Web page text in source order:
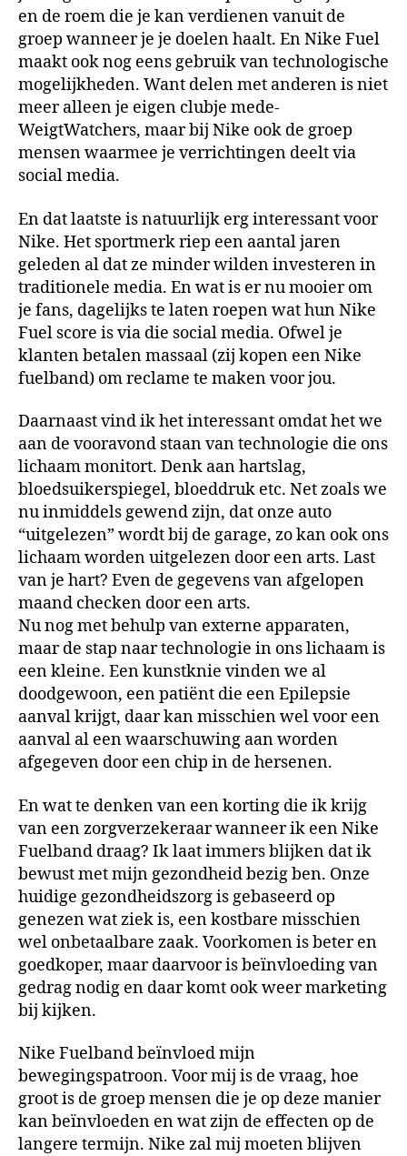
en de roem die je kan verdienen vanuit de
groep wanneer je je doelen haalt. En Nike Fuel
maakt ook nog eens gebruik van technologische
mogelijkheden. Want delen met anderen is niet
meer alleen je eigen clubje mede-
WeigtWatchers, maar bij Nike ook de groep
mensen waarmee je verrichtingen deelt via
social media.
En dat laatste is natuurlijk erg interessant voor
Nike. Het sportmerk riep een aantal jaren
geleden al dat ze minder wilden investeren in
traditionele media. En wat is er nu mooier om
je fans, dagelijks te laten roepen wat hun Nike
Fuel score is via die social media. Ofwel je
klanten betalen massaal (zij kopen een Nike
fuelband) om reclame te maken voor jou.
Daarnaast vind ik het interessant omdat het we
aan de vooravond staan van technologie die ons
lichaam monitort. Denk aan hartslag,
bloedsuikerspiegel, bloeddruk etc. Net zoals we
nu inmiddels gewend zijn, dat onze auto
“uitgelezen” wordt bij de garage, zo kan ook ons
lichaam worden uitgelezen door een arts. Last
van je hart? Even de gegevens van afgelopen
maand checken door een arts.
Nu nog met behulp van externe apparaten,
maar de stap naar technologie in ons lichaam is
een kleine. Een kunstknie vinden we al
doodgewoon, een patiënt die een Epilepsie
aanval krijgt, daar kan misschien wel voor een
aanval al een waarschuwing aan worden
afgegeven door een chip in de hersenen.
En wat te denken van een korting die ik krijg
van een zorgverzekeraar wanneer ik een Nike
Fuelband draag? Ik laat immers blijken dat ik
bewust met mijn gezondheid bezig ben. Onze
huidige gezondheidszorg is gebaseerd op
genezen wat ziek is, een kostbare misschien
wel onbetaalbare zaak. Voorkomen is beter en
goedkoper, maar daarvoor is beïnvloeding van
gedrag nodig en daar komt ook weer marketing
bij kijken.
Nike Fuelband beïnvloed mijn
bewegingspatroon. Voor mij is de vraag, hoe
groot is de groep mensen die je op deze manier
kan beïnvloeden en wat zijn de effecten op de
langere termijn. Nike zal mij moeten blijven